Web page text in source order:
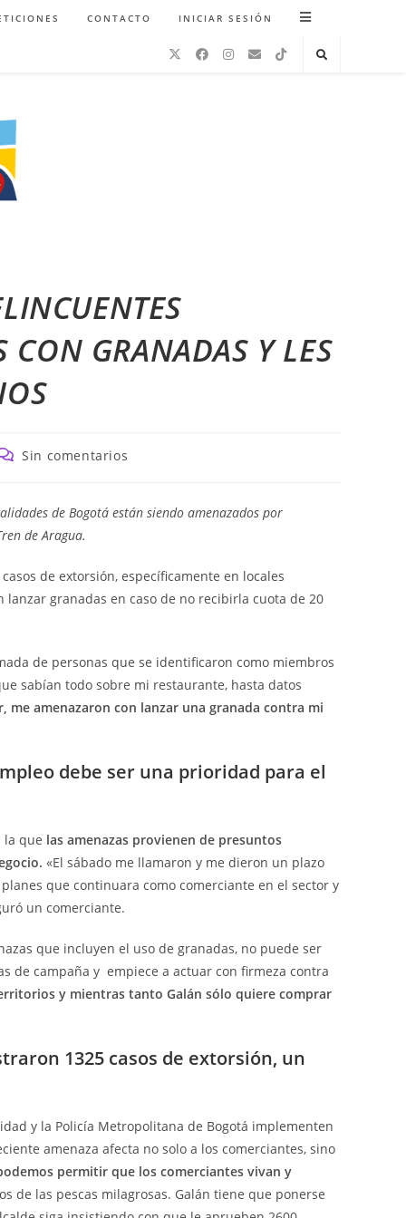
CONTACTO INICIAR SESIÓN
GRANADAS Y LES
Sin comentarios
de Bogotá están siendo amenazados por
de Aragua.
de extorsión, específicamente en locales
granadas en caso de no recibirla cuota de 20
de personas que se identificaron como miembros
sabían todo sobre mi restaurante, hasta datos
me amenazaron con lanzar una granada contra mi
debe ser una prioridad para el
la que las amenazas provienen de presuntos
«El sábado me llamaron y me dieron un plazo
que continuara como comerciante en el sector y
un comerciante.
que incluyen el uso de granadas, no puede ser
de campaña y empiece a actuar con firmeza contra
y mientras tanto Galán sólo quiere comprar
1325 casos de extorsión, un
y la Policía Metropolitana de Bogotá implementen
amenaza afecta no solo a los comerciantes, sino
permitir que los comerciantes vivan y
de las pescas milagrosas. Galán tiene que ponerse